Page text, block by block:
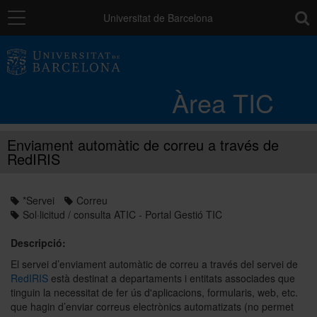
Navegació Universitat de Barcelona
Àrea TIC
Entorn de treball
Núvol UB
Suport a la Docència
Seguretat de les dades
PAU: necessites ajuda?
Enviament automàtic de correu a través de
RedIRIS
*Servei
Correu
Sol·licitud / consulta ATIC - Portal Gestió TIC
Descripció:
El servei d’enviament automàtic de correu a través del servei de
RedIRIS està destinat a departaments i entitats associades que
tinguin la necessitat de fer ús d'aplicacions, formularis, web, etc.
que hagin d’enviar correus electrònics automatizats (no permet